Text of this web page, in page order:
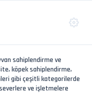
sahiplendirme ve
köpek sahiplendirme,
gibi çeşitli kategorilerde
ve işletmelere